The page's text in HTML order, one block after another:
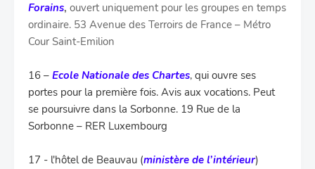
Forains, ouvert uniquement pour les groupes en temps
ordinaire. 53 Avenue des Terroirs de France – Métro
Cour Saint-Emilion
16 – Ecole Nationale des Chartes, qui ouvre ses
portes pour la première fois. Avis aux vocations. Peut
se poursuivre dans la Sorbonne. 19 Rue de la
Sorbonne – RER Luxembourg
17 - l'hôtel de Beauvau (ministère de l’intérieur)